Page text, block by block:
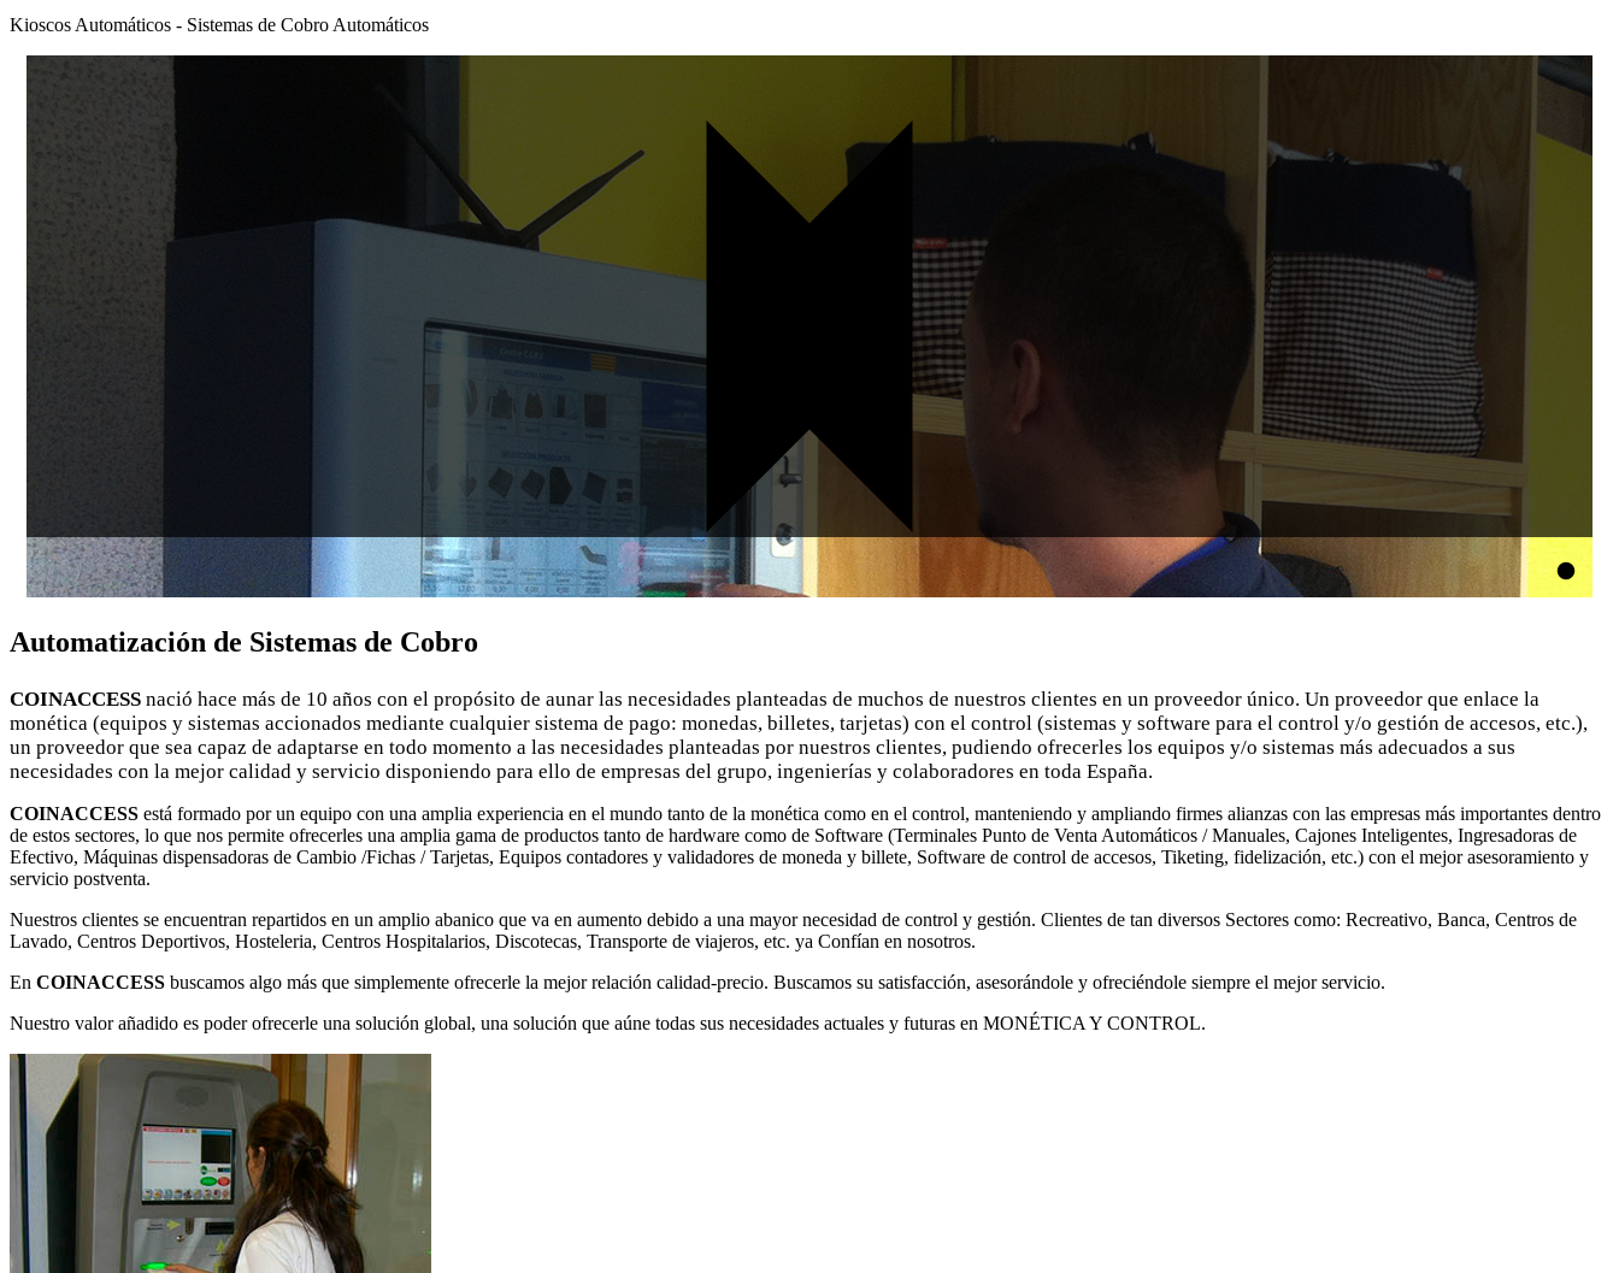
Kioscos Automáticos - Sistemas de Cobro Automáticos
Automatización de Sistemas de Cobro
COINACCESS nació hace más de 10 años con el propósito de aunar las necesidades planteadas de muchos de nuestros clientes en un proveedor único. Un proveedor que enlace la
monética (equipos y sistemas accionados mediante cualquier sistema de pago: monedas, billetes, tarjetas) con el control (sistemas y software para el control y/o gestión de accesos, etc.),
un proveedor que sea capaz de adaptarse en todo momento a las necesidades planteadas por nuestros clientes, pudiendo ofrecerles los equipos y/o sistemas más adecuados a sus
necesidades con la mejor calidad y servicio disponiendo para ello de empresas del grupo, ingenierías y colaboradores en toda España.
COINACCESS está formado por un equipo con una amplia experiencia en el mundo tanto de la monética como en el control, manteniendo y ampliando firmes alianzas con las empresas más importantes dentro
de estos sectores, lo que nos permite ofrecerles una amplia gama de productos tanto de hardware como de Software (Terminales Punto de Venta Automáticos / Manuales, Cajones Inteligentes, Ingresadoras de
Efectivo, Máquinas dispensadoras de Cambio /Fichas / Tarjetas, Equipos contadores y validadores de moneda y billete, Software de control de accesos, Tiketing, fidelización, etc.) con el mejor asesoramiento y
servicio postventa.
Nuestros clientes se encuentran repartidos en un amplio abanico que va en aumento debido a una mayor necesidad de control y gestión. Clientes de tan diversos Sectores como: Recreativo, Banca, Centros de
Lavado, Centros Deportivos, Hosteleria, Centros Hospitalarios, Discotecas, Transporte de viajeros, etc. ya Confían en nosotros.
En COINACCESS buscamos algo más que simplemente ofrecerle la mejor relación calidad-precio. Buscamos su satisfacción, asesorándole y ofreciéndole siempre el mejor servicio.
Nuestro valor añadido es poder ofrecerle una solución global, una solución que aúne todas sus necesidades actuales y futuras en MONÉTICA Y CONTROL.